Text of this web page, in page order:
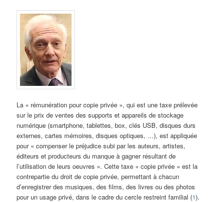
La « rémunération pour copie privée », qui est une taxe prélevée
sur le prix de ventes des supports et appareils de stockage
numérique (smartphone, tablettes, box, clés USB, disques durs
externes, cartes mémoires, disques optiques, …), est appliquée
pour « compenser le préjudice subi par les auteurs, artistes,
éditeurs et producteurs du manque à gagner résultant de
l’utilisation de leurs oeuvres ». Cette taxe « copie privée » est la
contrepartie du droit de copie privée, permettant à chacun
d’enregistrer des musiques, des films, des livres ou des photos
pour un usage privé, dans le cadre du cercle restreint familial (1).